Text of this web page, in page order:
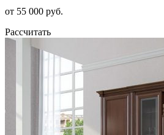
от 55 000 руб.
Рассчитать